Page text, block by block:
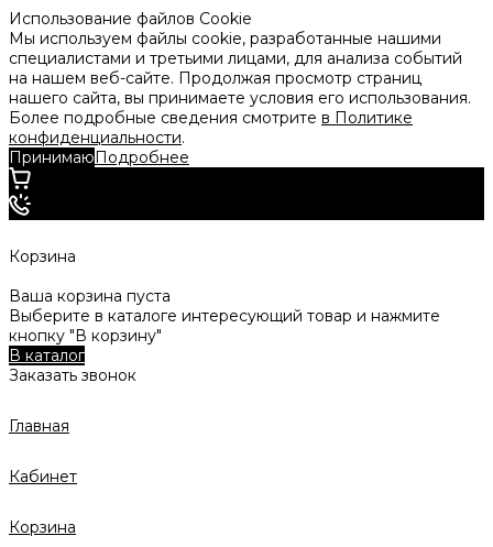
Использование файлов Cookie
Мы используем файлы cookie, разработанные нашими
специалистами и третьими лицами, для анализа событий
на нашем веб-сайте. Продолжая просмотр страниц
нашего сайта, вы принимаете условия его использования.
Более подробные сведения смотрите в Политике
конфиденциальности.
ПринимаюПодробнее
Корзина
Ваша корзина пуста
Выберите в каталоге интересующий товар и нажмите
кнопку "В корзину"
В каталог
Заказать звонок
Главная
Кабинет
Корзина